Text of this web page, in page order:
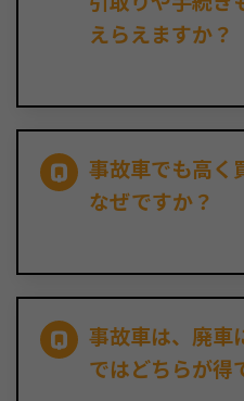
えらえますか？
事故車でも高く
なぜですか？
事故車は、廃車
ではどちらが得